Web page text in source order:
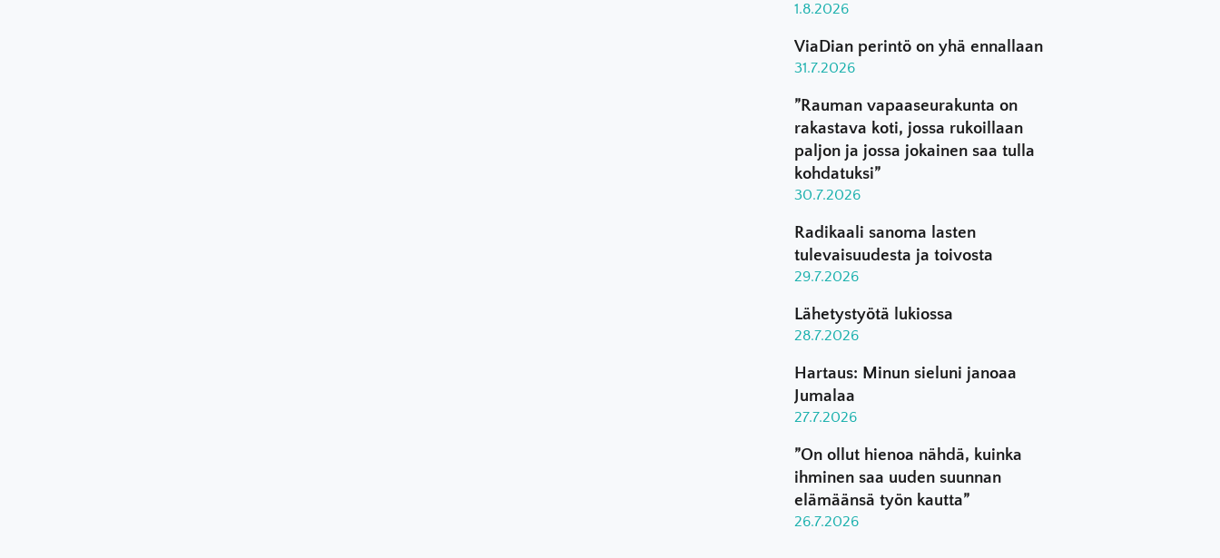
1.8.2026
ViaDian perintö on yhä ennallaan
31.7.2026
”Rauman vapaaseurakunta on
rakastava koti, jossa rukoillaan
paljon ja jossa jokainen saa tulla
kohdatuksi”
30.7.2026
Radikaali sanoma lasten
tulevaisuudesta ja toivosta
29.7.2026
Lähetystyötä lukiossa
28.7.2026
Hartaus: Minun sieluni janoaa
Jumalaa
27.7.2026
”On ollut hienoa nähdä, kuinka
ihminen saa uuden suunnan
elämäänsä työn kautta”
26.7.2026